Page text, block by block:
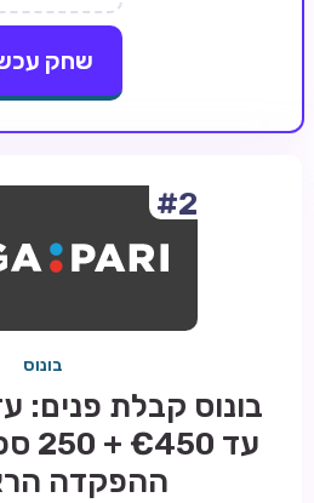
בלוג וחדשות
שחק
#2
בונוס
עד
ההפקדה